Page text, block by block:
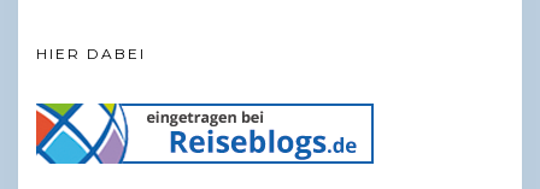
HIER DABEI